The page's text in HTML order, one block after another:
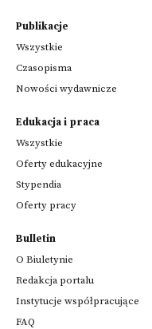
Publikacje
Wszystkie
Czasopisma
Nowości wydawnicze
Edukacja i praca
Wszystkie
Oferty edukacyjne
Stypendia
Oferty pracy
Bulletin
O Biuletynie
Redakcja portalu
Instytucje współpracujące
FAQ